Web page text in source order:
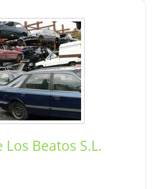
Los Beatos S.L.